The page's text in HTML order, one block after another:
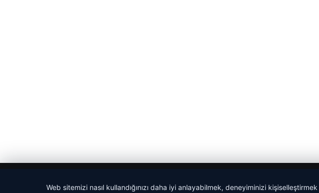
Web sitemizi nasıl kullandığınızı daha iyi anlayabilmek, deneyiminizi